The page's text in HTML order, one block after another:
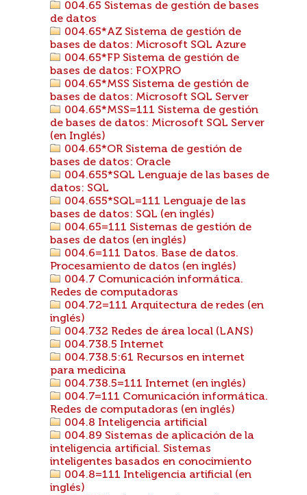
004.65 Sistemas de gestión de bases
de datos
004.65*AZ Sistema de gestión de
bases de datos: Microsoft SQL Azure
004.65*FP Sistema de gestión de
bases de datos: FOXPRO
004.65*MSS Sistema de gestión de
bases de datos: Microsoft SQL Server
004.65*MSS=111 Sistema de gestión
de bases de datos: Microsoft SQL Server
(en Inglés)
004.65*OR Sistema de gestión de
bases de datos: Oracle
004.655*SQL Lenguaje de las bases de
datos: SQL
004.655*SQL=111 Lenguaje de las
bases de datos: SQL (en inglés)
004.65=111 Sistemas de gestión de
bases de datos (en inglés)
004.6=111 Datos. Base de datos.
Procesamiento de datos (en inglés)
004.7 Comunicación informática.
Redes de computadoras
004.72=111 Arquitectura de redes (en
inglés)
004.732 Redes de área local (LANS)
004.738.5 Internet
004.738.5:61 Recursos en internet
para medicina
004.738.5=111 Internet (en inglés)
004.7=111 Comunicación informática.
Redes de computadoras (en inglés)
004.8 Inteligencia artificial
004.89 Sistemas de aplicación de la
inteligencia artificial. Sistemas
inteligentes basados en conocimiento
004.8=111 Inteligencia artificial (en
inglés)